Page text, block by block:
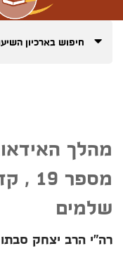
חיפוש בארכיון
מהלך
שלמים
רה"י הרב יצחק סבתו